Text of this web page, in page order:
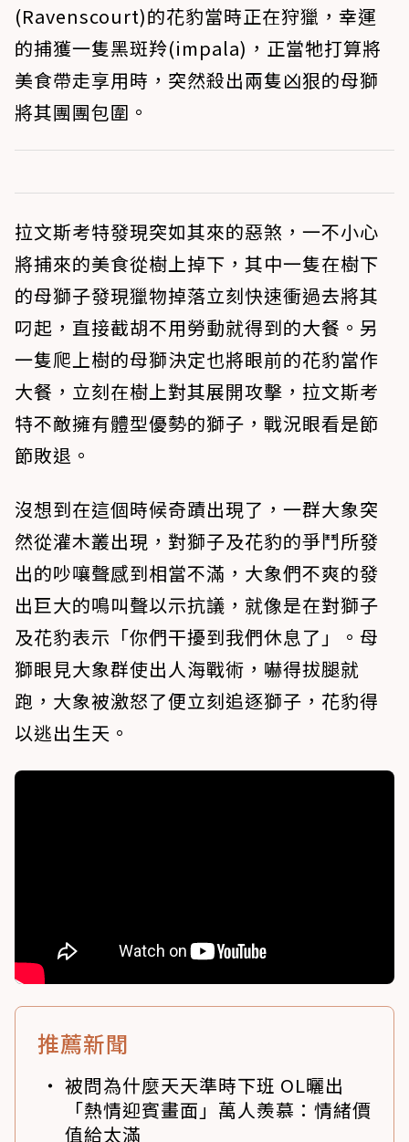
(Ravenscourt)的花豹當時正在狩獵，幸運
的捕獲一隻黑斑羚(impala)，正當牠打算將
美食帶走享用時，突然殺出兩隻凶狠的母獅
將其團團包圍。
拉文斯考特發現突如其來的惡煞，一不小心
將捕來的美食從樹上掉下，其中一隻在樹下
的母獅子發現獵物掉落立刻快速衝過去將其
叼起，直接截胡不用勞動就得到的大餐。另
一隻爬上樹的母獅決定也將眼前的花豹當作
大餐，立刻在樹上對其展開攻擊，拉文斯考
特不敵擁有體型優勢的獅子，戰況眼看是節
節敗退。
沒想到在這個時候奇蹟出現了，一群大象突
然從灌木叢出現，對獅子及花豹的爭鬥所發
出的吵嚷聲感到相當不滿，大象們不爽的發
出巨大的鳴叫聲以示抗議，就像是在對獅子
及花豹表示「你們干擾到我們休息了」。母
獅眼見大象群使出人海戰術，嚇得拔腿就
跑，大象被激怒了便立刻追逐獅子，花豹得
以逃出生天。
推薦新聞
被問為什麼天天準時下班 OL曬出
「熱情迎賓畫面」萬人羨慕：情緒價
值給太滿